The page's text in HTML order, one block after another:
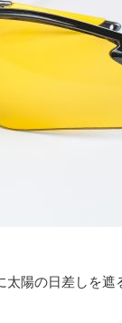
陽の日差しを